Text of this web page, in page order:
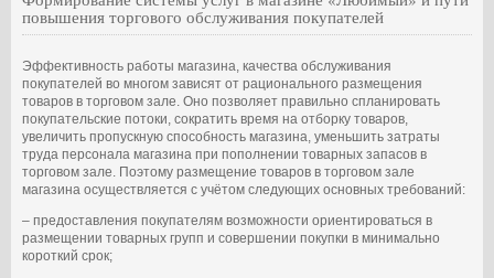
повышения торгового обслуживания покупателей
Эффективность работы магазина, качества обслуживания
покупателей во многом зависят от рационального размещения
товаров в торговом зале. Оно позволяет правильно спланировать
покупательские потоки, сократить время на отборку товаров,
увеличить пропускную способность магазина, уменьшить затраты
труда персонала магазина при пополнении товарных запасов в
торговом зале. Поэтому размещение товаров в торговом зале
магазина осуществляется с учётом следующих основных требований:
– предоставления покупателям возможности ориентироваться в
размещении товарных групп и совершении покупки в минимально
короткий срок;